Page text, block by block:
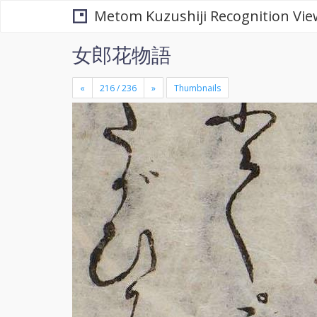
Metom Kuzushiji Recognition
女郎花物語
« » Thumbnails
+
-